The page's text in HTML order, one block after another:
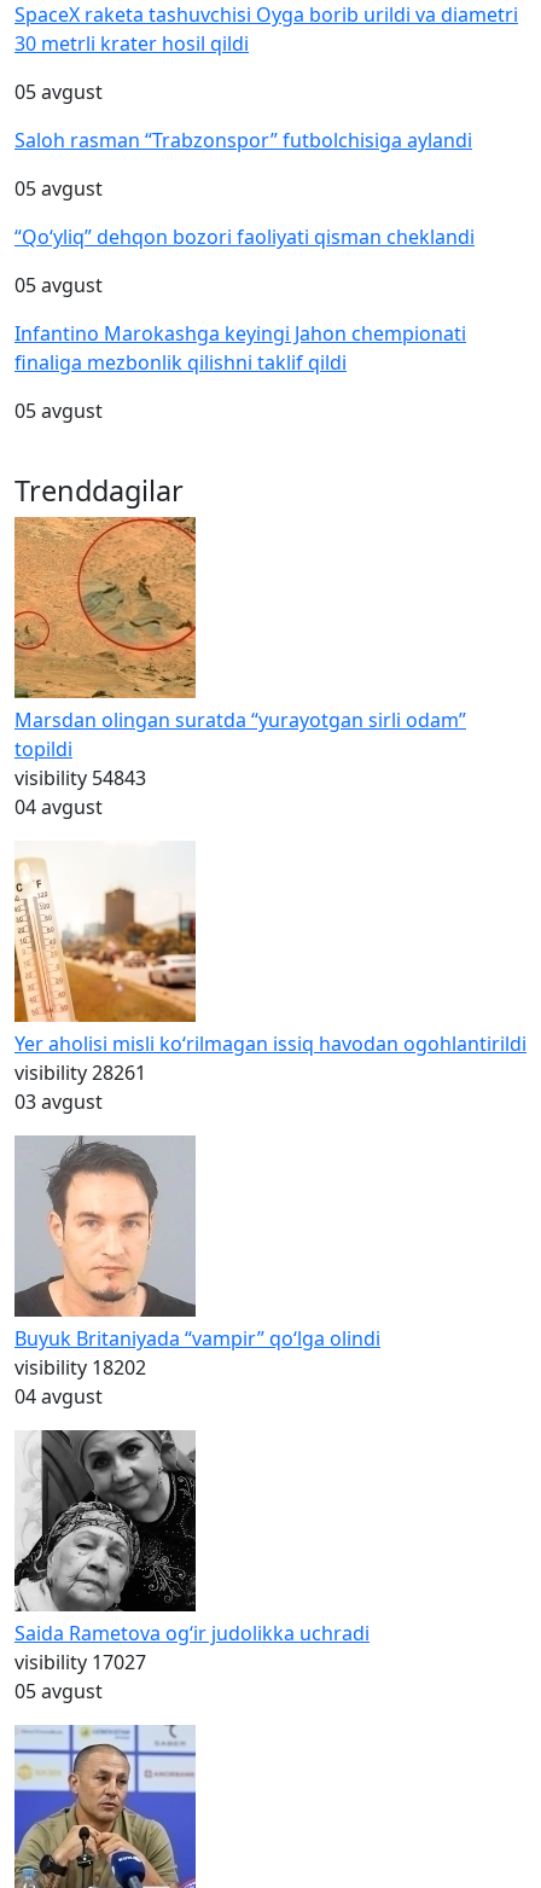
SpaceX raketa tashuvchisi Oyga borib urildi va diametri
30 metrli krater hosil qildi
05 avgust
Saloh rasman “Trabzonspor” futbolchisiga aylandi
05 avgust
“Qo‘yliq” dehqon bozori faoliyati qisman cheklandi
05 avgust
Infantino Marokashga keyingi Jahon chempionati
finaliga mezbonlik qilishni taklif qildi
05 avgust
Trenddagilar
Marsdan olingan suratda “yurayotgan sirli odam”
topildi
visibility 54843
04 avgust
Yer aholisi misli ko‘rilmagan issiq havodan ogohlantirildi
visibility28261
03 avgust
Buyuk Britaniyada “vampir” qo‘lga olindi
visibility 18202
04 avgust
Saida Rametova og‘ir judolikka uchradi
visibility 17027
05 avgust